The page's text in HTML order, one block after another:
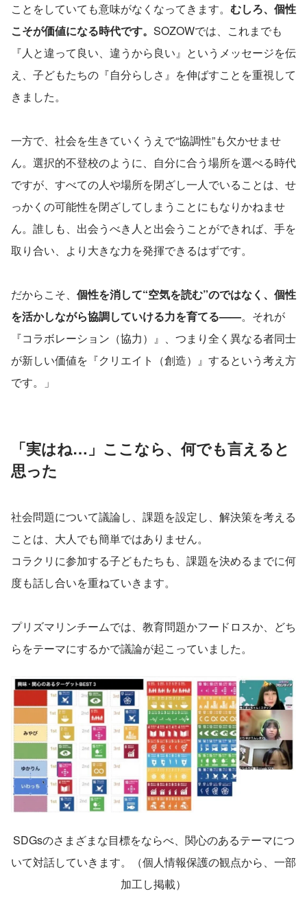
ことをしていても意味がなくなってきます。 むしろ、個性
こそが価値になる時代です。 SOZOWでは、これまでも
『人と違って良い、違うから良い』というメッセージを伝
え、子どもたちの『自分らしさ』を伸ばすことを重視して
きました。
一方で、社会を生きていくうえで“協調性”も欠かせませ
ん。選択的不登校のように、自分に合う場所を選べる時代
ですが、すべての人や場所を閉ざし一人でいることは、せ
っかくの可能性を閉ざしてしまうことにもなりかねませ
ん。誰しも、出会うべき人と出会うことができれば、手を
取り合い、より大きな力を発揮できるはずです。
だからこそ、 個性を消して“空気を読む”のではなく、個性
を活かしながら協調していける力を育てる——。それが
『コラボレーション（協力）』、つまり全く異なる者同士
が新しい価値を『クリエイト（創造）』するという考え方
です。」
「実はね…」ここなら、何でも言えると
思った
社会問題について議論し、課題を設定し、解決策を考える
ことは、大人でも簡単ではありません。
コラクリに参加する子どもたちも、課題を決めるまでに何
度も話し合いを重ねていきます。
プリズマリンチームでは、教育問題かフードロスか、どち
らをテーマにするかで議論が起こっていました。
SDGsのさまざまな目標をならべ、関心のあるテーマにつ
いて対話していきます。（個人情報保護の観点から、一部
加工し掲載）